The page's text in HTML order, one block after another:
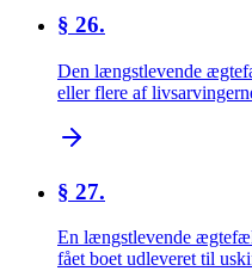
§ 26.
Den længstlevende
eller flere af
§ 27.
En længstlevende
fået boet udleveret til